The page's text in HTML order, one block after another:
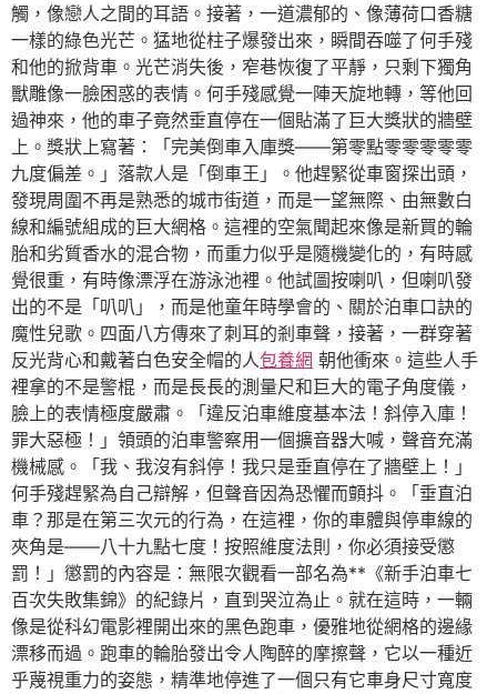
觸，像戀人之間的耳語。接著，一道濃郁的、像薄荷口香糖
一樣的綠色光芒。猛地從柱子爆發出來，瞬間吞噬了何手殘
和他的掀背車。光芒消失後，窄巷恢復了平靜，只剩下獨角
獸雕像一臉困惑的表情。何手殘感覺一陣天旋地轉，等他回
過神來，他的車子竟然垂直停在一個貼滿了巨大獎狀的牆壁
上。獎狀上寫著：「完美倒車入庫獎——第零點零零零零零
九度偏差。」落款人是「倒車王」。他趕緊從車窗探出頭，
發現周圍不再是熟悉的城市街道，而是一望無際、由無數白
線和編號組成的巨大網格。這裡的空氣聞起來像是新買的輪
胎和劣質香水的混合物，而重力似乎是隨機變化的，有時感
覺很重，有時像漂浮在游泳池裡。他試圖按喇叭，但喇叭發
出的不是「叭叭」，而是他童年時學會的、關於泊車口訣的
魔性兒歌。四面八方傳來了刺耳的剎車聲，接著，一群穿著
反光背心和戴著白色安全帽的人包養網 朝他衝來。這些人手
裡拿的不是警棍，而是長長的測量尺和巨大的電子角度儀，
臉上的表情極度嚴肅。「違反泊車維度基本法！斜停入庫！
罪大惡極！」領頭的泊車警察用一個擴音器大喊，聲音充滿
機械感。「我、我沒有斜停！我只是垂直停在了牆壁上！」
何手殘趕緊為自己辯解，但聲音因為恐懼而顫抖。「垂直泊
車？那是在第三次元的行為，在這裡，你的車體與停車線的
夾角是——八十九點七度！按照維度法則，你必須接受懲
罰！」懲罰的內容是：無限次觀看一部名為**《新手泊車七
百次失敗集錦》的紀錄片，直到哭泣為止。就在這時，一輛
像是從科幻電影裡開出來的黑色跑車，優雅地從網格的邊緣
漂移而過。跑車的輪胎發出令人陶醉的摩擦聲，它以一種近
乎蔑視重力的姿態，精準地停進了一個只有它車身尺寸寬度